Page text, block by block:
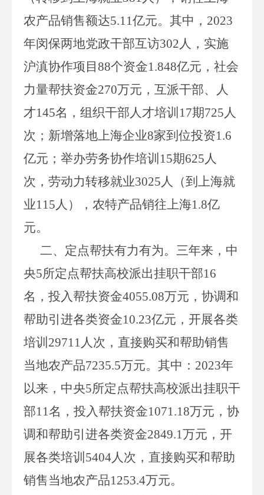
农产品销售额达5.11亿元。其中， 2023
年闵保两地党政干部互访302人，实施
沪滇协作项目88个资金1.848亿元，社会
力量帮扶资金270万元，互派干部、人
才145名，组织干部人才培训 17期725人
次；新增落地上海企业8家到位投资1.6
亿元；举办劳务协作培训 15期625人
次，劳动力转移就业3025人（到上海就
业115人），农特产品销往上海1.8亿
元。
二、定点帮扶有力有为。 三年来，中
央5所定点帮扶高校派出挂职干部16
名，投入帮扶资金4055.08万元，协调和
帮助引进各类资金10.23亿元，开展各类
培训 29711人次，直接购买和帮助销售
当地农产品7235.5万元。其中： 2023年
以来，中央5所定点帮扶高校派出挂职干
部11名，投入帮扶资金1071.18万元，协
调和帮助引进各类资金2849.1万元，开
展各类培训 5404人次，直接购买和帮助
销售当地农产品1253.4万元。